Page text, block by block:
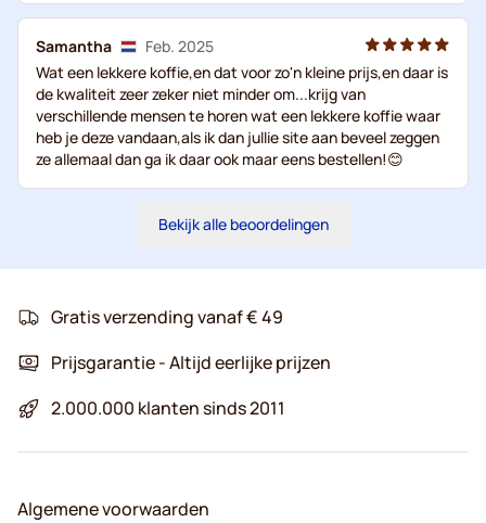
Samantha
Feb. 2025
Wat een lekkere koffie,en dat voor zo'n kleine prijs,en daar is
de kwaliteit zeer zeker niet minder om...krijg van
verschillende mensen te horen wat een lekkere koffie waar
heb je deze vandaan,als ik dan jullie site aan beveel zeggen
ze allemaal dan ga ik daar ook maar eens bestellen!😊
Bekijk alle beoordelingen
Gratis verzending vanaf € 49
Prijsgarantie - Altijd eerlijke prijzen
2.000.000 klanten sinds 2011
Algemene voorwaarden